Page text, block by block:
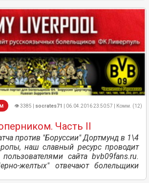
👁 3385 | socrates71 | 06.04.2016 23:50:57 | Комм. (12)
Часть II
против "Боруссии" Дортмунд в 1\4
наш славный ресурс проводит
сайта bvb09fans.ru.
желтых" отвечают болельщики